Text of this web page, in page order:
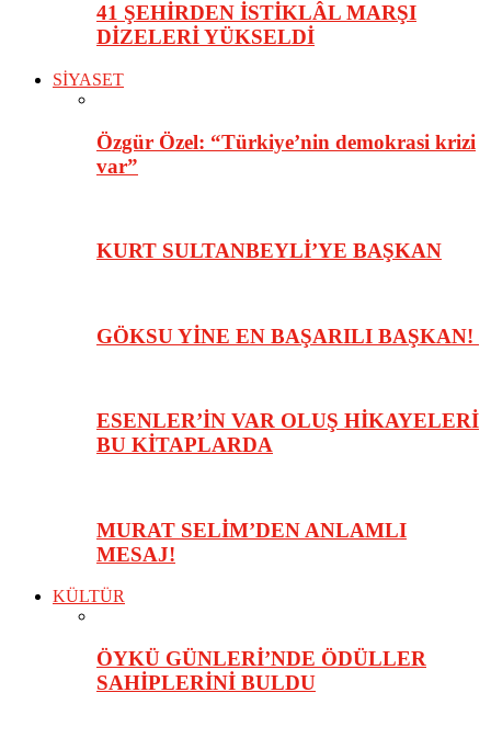
41 ŞEHİRDEN İSTİKLÂL MARŞI
DİZELERİ YÜKSELDİ
SİYASET
Özgür Özel: “Türkiye’nin demokrasi krizi
var”
KURT SULTANBEYLİ’YE BAŞKAN
GÖKSU YİNE EN BAŞARILI BAŞKAN!
ESENLER’İN VAR OLUŞ HİKAYELERİ
BU KİTAPLARDA
MURAT SELİM’DEN ANLAMLI
MESAJ!
KÜLTÜR
ÖYKÜ GÜNLERİ’NDE ÖDÜLLER
SAHİPLERİNİ BULDU